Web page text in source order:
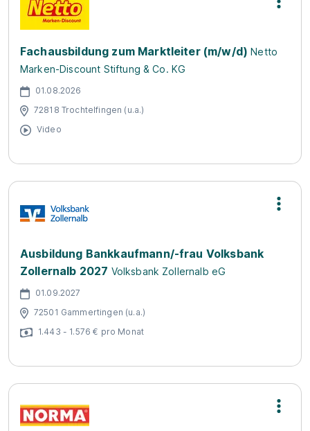
Fachausbildung zum Marktleiter (m/w/d) Netto
Marken-Discount Stiftung & Co. KG
01.08.2026
72818 Trochtelfingen (u.a.)
Video
Ausbildung Bankkaufmann/-frau Volksbank
Zollernalb 2027 Volksbank Zollernalb eG
01.09.2027
72501 Gammertingen (u.a.)
1.443 - 1.576 € pro Monat